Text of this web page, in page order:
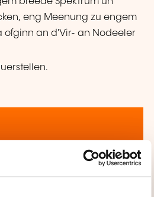
eng Meenung zu engem
ofginn an d'Vir- an Nodeeler